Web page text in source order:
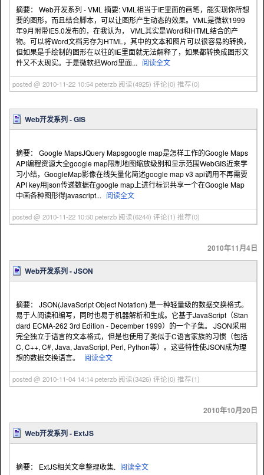
摘要： Web开发系列 - VML 摘要: VML相当于IE里面的画笔，能实现你所想
要的图形，而且结合脚本，可以让图形产生动态的效果。VML是微软1999
年9月附带IE5.0发布的，在我认为， VML其实是Word和HTML结合的产
物。可以将Word文档另存为HTML，其中的文本和图片可以很容易的转换，
但如果是手绘制的图形在以往的IE里面就无法解释了，如果都转换成图形文
件又不太现实。于是微软把Word里面... 阅读全文
posted @ 2010-11-22 10:54 peterzb 阅读(4925) 评论(0) 推荐(0)
Web开发系列 - GIS
摘要： Google MapsJQuery Mapsgoogle map是怎样工作的Google Maps
API编程资源大全google map限制地图缩放级别和显示范围WebGIS近来学
习小结，GoogleMap影像在线矢量化简述google map v3 api调用不再需要
API key用json传递数据在google map上进行标识共享一个在Google Map
中画各种图形得javascript... 阅读全文
posted @ 2010-11-22 10:50 peterzb 阅读(6244) 评论(1) 推荐(0)
2010年11月4日
Web开发系列 - JSON
摘要： JSON(JavaScript Object Notation) 是一种轻量级的数据交换格式。
易于人阅读和编写，同时也易于机器解析和生成。它基于JavaScript（Stan
dard ECMA-262 3rd Edition - December 1999）的一个子集。 JSON采用
完全独立于语言的文本格式，但是也使用了类似于C语言家族的习惯（包括
C, C++, C#, Java, JavaScript, Perl, Python等）。这些特性使JSON成为理
想的数据交换语言。
阅读全文
posted @ 2010-11-04 14:14 peterzb 阅读(3426) 评论(0) 推荐(1)
2010年10月20日
Web开发系列 - ExtJS
摘要： ExtJS相关文章整理收集. 阅读全文